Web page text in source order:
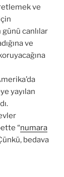
ve
günü canlılar
ve
yayılan
“numara
bedava